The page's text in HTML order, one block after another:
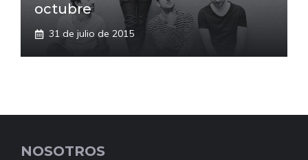
octubre
31 de julio de 2015
NOSOTROS